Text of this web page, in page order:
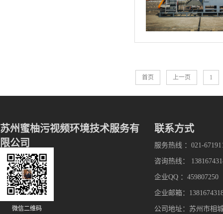
首页 上一页 1
苏州蜜柚污视频环境技术服务有
限公司
微信二维码
联系方式
服务热线 ：021-
咨询热线：
企业QQ ：459807250
企业邮箱：
公司地址：苏州市相